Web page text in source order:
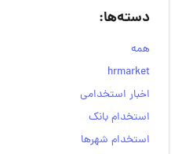
دسته‌ها:
همه
hrmarket
اخبار استخدامی
استخدام بانک
استخدام شهرها